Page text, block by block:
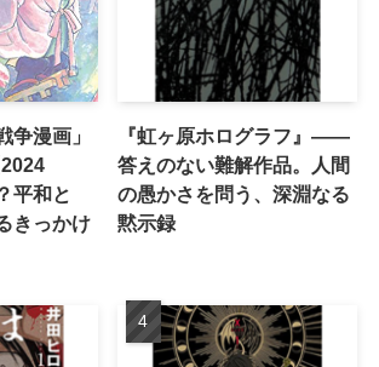
争漫画」
平和と
きっかけ
『虹ヶ原ホログラフ』——
答えのない難解作品。人間
の愚かさを問う、深淵なる
黙示録